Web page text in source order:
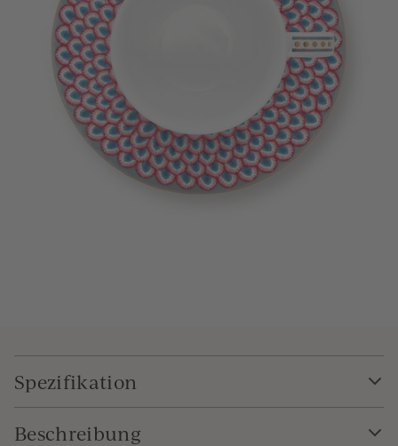
Spezifikation
Beschreibung